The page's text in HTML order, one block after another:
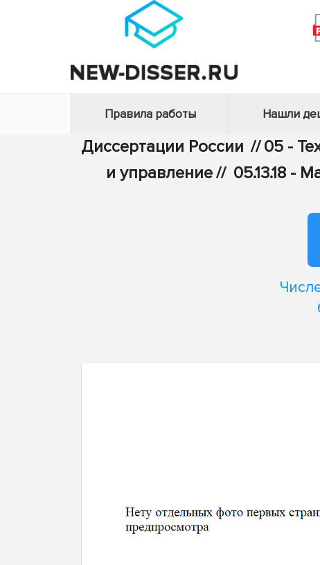
Правила работы Нашли
Диссертации России // 05 -
и управление// 05.13.18 -